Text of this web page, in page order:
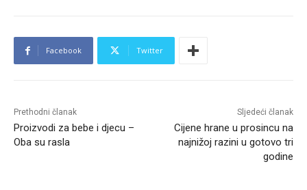
Facebook Twitter
Prethodni članak
Proizvodi za bebe i djecu –
Oba su rasla
Sljedeći članak
Cijene hrane u prosincu na
najnižoj razini u gotovo tri
godine